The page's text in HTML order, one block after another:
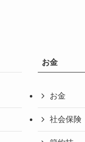
お金
お金
社会保険